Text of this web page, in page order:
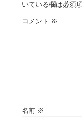
いている欄は必須
コメント ※
名前 ※